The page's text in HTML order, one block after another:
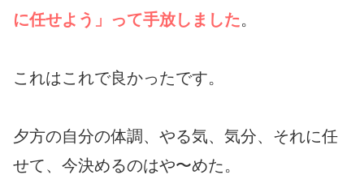
に任せよう」って手放しました。
これはこれで良かったです。
夕方の自分の体調、やる気、気分、それに任
せて、今決めるのはや〜めた。